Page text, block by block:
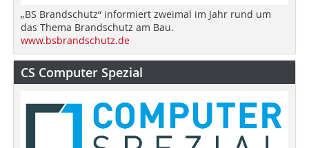
„BS Brandschutz“ informiert zweimal im Jahr rund um
das Thema Brandschutz am Bau.
www.bsbrandschutz.de
CS Computer Spezial